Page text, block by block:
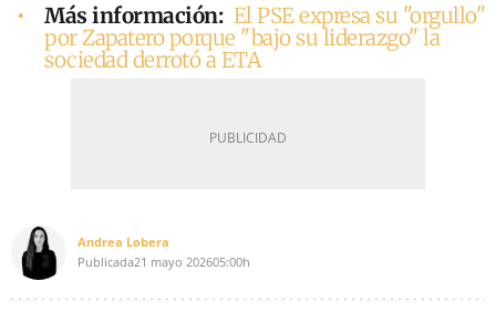
Más información: El PSE expresa su "orgullo"
por Zapatero porque "bajo su liderazgo" la
sociedad derrotó a ETA
Andrea Lobera
Publicada21 mayo 202605:00h